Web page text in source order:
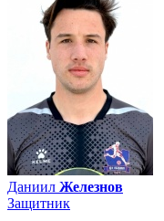
Даниил Железнов
Защитник